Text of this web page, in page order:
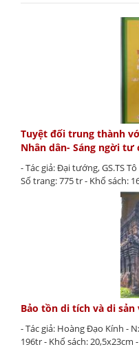
Tuyệt đối trung thành
Nhân dân- Sáng ngời tư
- Tác giả: Đại tướng, GS.TS
Số trang: 775 tr - Khổ sách:
Bảo tồn di tích và di sản
- Tác giả: Hoàng Đạo Kính -
196tr - Khổ sách: